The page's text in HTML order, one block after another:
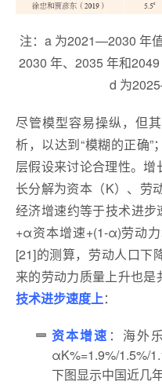
注：a 为2021—2030 年
2030 年、2035 年和
d 为
尽管模型容易操纵，但
析，以达到“模糊的正确
层假设来讨论合理性。
长分解为资本（K）、劳
经济增速约等于技术进步
+α资本增速+(1-α)劳动
[21]的测算，劳动人口下
来的劳动力质量上升也是
技术进步速度上：
资本增速 ：海外
αK%=1.9%/1.5%/
下图显示中国近几